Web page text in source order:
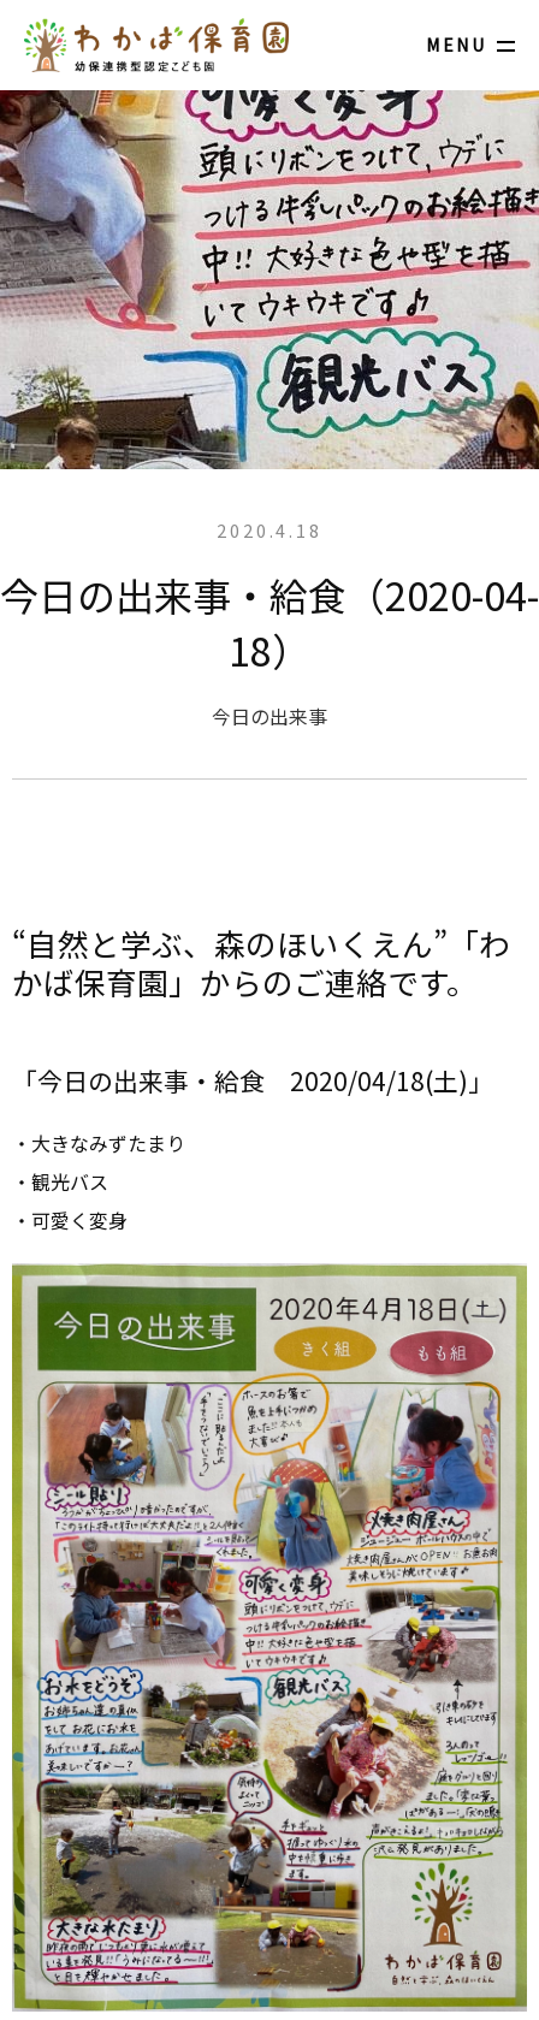
MENU
2020.4.18
今日の出来事・給食（2020-04-
18）
今日の出来事
“自然と学ぶ、森のほいくえん”「わ
かば保育園」からのご連絡です。
「今日の出来事・給食 2020/04/18(土)」
・大きなみずたまり
・観光バス
・可愛く変身